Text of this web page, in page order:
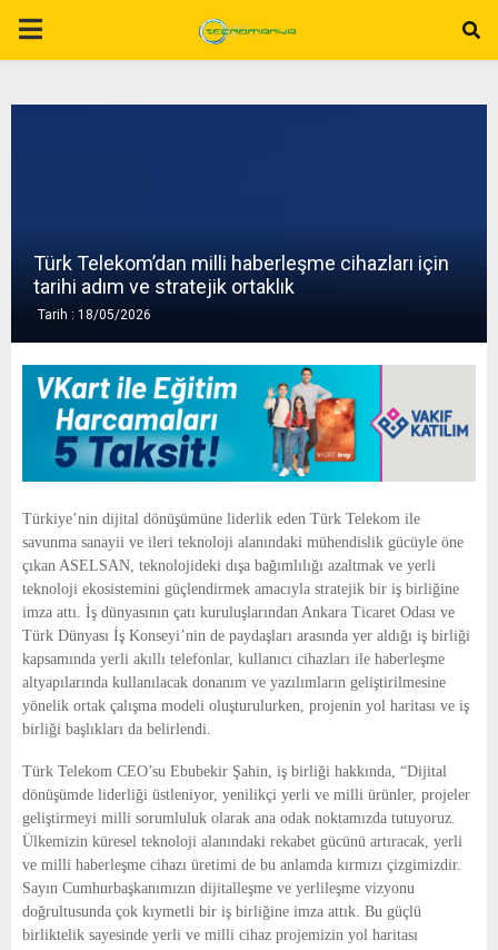
P
E
N
U
Türk Telekom’dan milli haberleşme cihazları için
tarihi adım ve stratejik ortaklık
Tarih : 18/05/2026
Türkiye’nin dijital dönüşümüne liderlik eden Türk Telekom ile
savunma sanayii ve ileri teknoloji alanındaki mühendislik gücüyle öne
çıkan ASELSAN, teknolojideki dışa bağımlılığı azaltmak ve yerli
teknoloji ekosistemini güçlendirmek amacıyla stratejik bir iş birliğine
imza attı. İş dünyasının çatı kuruluşlarından Ankara Ticaret Odası ve
Türk Dünyası İş Konseyi’nin de paydaşları arasında yer aldığı iş birliği
kapsamında yerli akıllı telefonlar, kullanıcı cihazları ile haberleşme
altyapılarında kullanılacak donanım ve yazılımların geliştirilmesine
yönelik ortak çalışma modeli oluşturulurken, projenin yol haritası ve iş
birliği başlıkları da belirlendi.
Türk Telekom CEO’su Ebubekir Şahin, iş birliği hakkında, “Dijital
dönüşümde liderliği üstleniyor, yenilikçi yerli ve milli ürünler, projeler
geliştirmeyi milli sorumluluk olarak ana odak noktamızda tutuyoruz.
Ülkemizin küresel teknoloji alanındaki rekabet gücünü artıracak, yerli
ve milli haberleşme cihazı üretimi de bu anlamda kırmızı çizgimizdir.
Sayın Cumhurbaşkanımızın dijitalleşme ve yerlileşme vizyonu
doğrultusunda çok kıymetli bir iş birliğine imza attık. Bu güçlü
birliktelik sayesinde yerli ve milli cihaz projemizin yol haritası